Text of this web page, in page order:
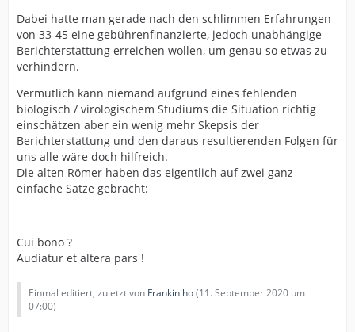
Dabei hatte man gerade nach den schlimmen Erfahrungen
von 33-45 eine gebührenfinanzierte, jedoch unabhängige
Berichterstattung erreichen wollen, um genau so etwas zu
verhindern.
Vermutlich kann niemand aufgrund eines fehlenden
biologisch / virologischem Studiums die Situation richtig
einschätzen aber ein wenig mehr Skepsis der
Berichterstattung und den daraus resultierenden Folgen für
uns alle wäre doch hilfreich.
Die alten Römer haben das eigentlich auf zwei ganz
einfache Sätze gebracht:
Cui bono ?
Audiatur et altera pars !
Einmal editiert, zuletzt von Frankiniho(11. September 2020 um
07:00)